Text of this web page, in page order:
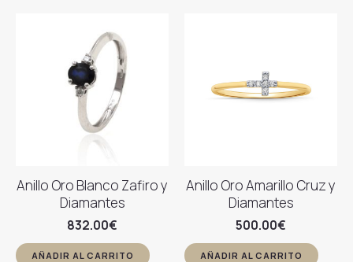
Anillo Oro Blanco Zafiro y
Diamantes
832.00€
AÑADIR AL CARRITO
Anillo Oro Amarillo Cruz y
Diamantes
500.00€
AÑADIR AL CARRITO